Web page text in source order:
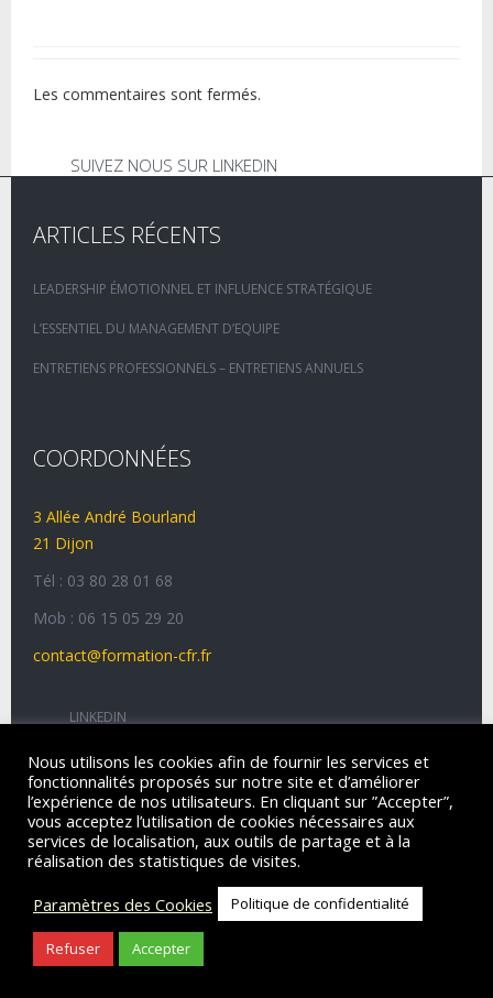
Les commentaires sont fermés.
SUIVEZ NOUS SUR LINKEDIN
ARTICLES RÉCENTS
LEADERSHIP ÉMOTIONNEL ET INFLUENCE STRATÉGIQUE
L’ESSENTIEL DU MANAGEMENT D’EQUIPE
ENTRETIENS PROFESSIONNELS – ENTRETIENS ANNUELS
COORDONNÉES
3 Allée André Bourland
21 Dijon
Tél : 03 80 28 01 68
Mob : 06 15 05 29 20
contact@formation-cfr.fr
LINKEDIN
CFR© 2026 |Mentions légales
SitedéveloppéparLOGOMOTION, agence numérique
éco-responsable.
Nous utilisons les cookies afin de fournir les services et
fonctionnalités proposés sur notre site et d’améliorer
l’expérience de nos utilisateurs. En cliquant sur ”Accepter”,
vous acceptez l’utilisation de cookies nécessaires aux
services de localisation, aux outils de partage et à la
réalisation des statistiques de visites.
Paramètres des Cookies
Politique de confidentialité
Refuser Accepter